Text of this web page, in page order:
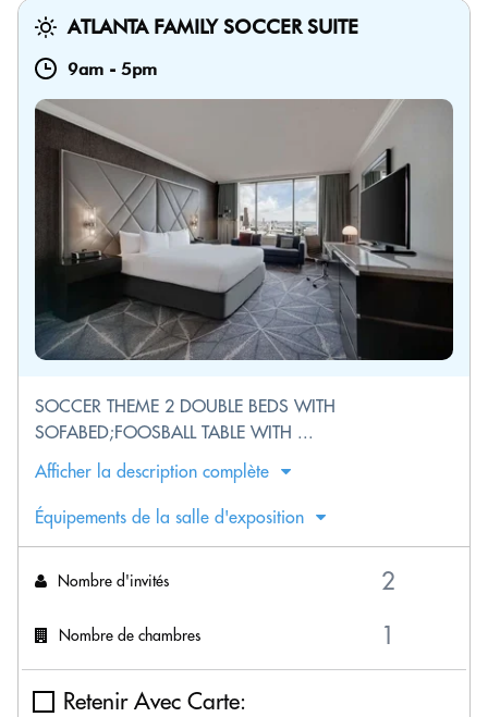
ATLANTA FAMILY SOCCER SUITE
9am - 5pm
SOCCER THEME 2 DOUBLE BEDS WITH
SOFABED;FOOSBALL TABLE WITH ...
Afficher la description complète
Équipements de la salle d'exposition
Nombre d'invités
Nombre de chambres
Retenir Avec Carte: